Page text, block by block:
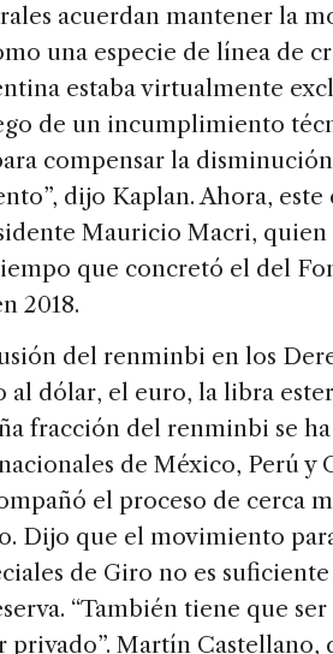
acuerdan mantener la
una especie de línea de
estaba virtualmente
de un incumplimiento
compensar la
dijo Kaplan. Ahora, este
Mauricio Macri, quien
que concretó el del
2018.
del renminbi en los
dólar, el euro, la libra
fracción del renminbi se ha
de México, Perú y
el proceso de cerca
Dijo que el movimiento
de Giro no es
“También tiene que ser
privado”. Martín Castellano,